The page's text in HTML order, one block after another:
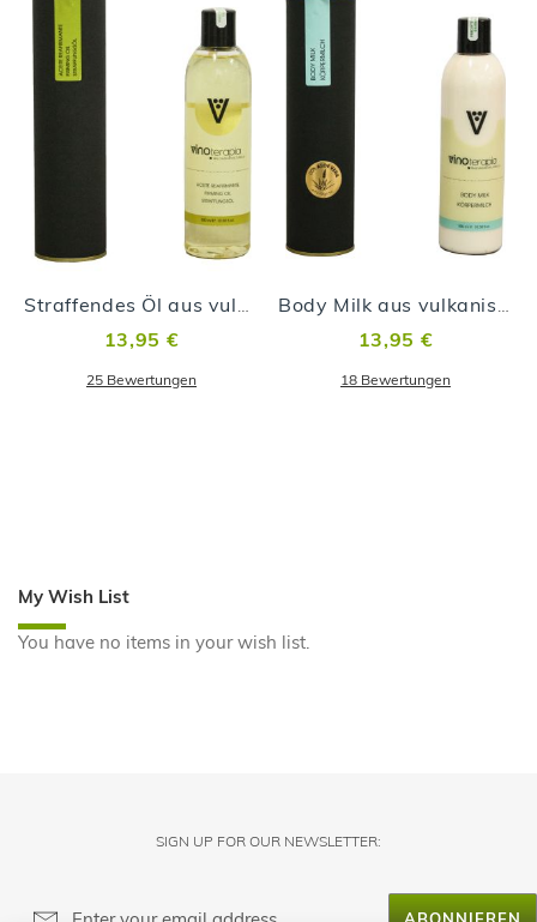
Straffendes Öl aus vulkanischen Malvasía-Trauben
13,95 €
25 Bewertungen
Body Milk aus vulkanischen Malvasía-Trauben
13,95 €
18 Bewertungen
My Wish List
You have no items in your wish list.
SIGN UP FOR OUR NEWSLETTER: